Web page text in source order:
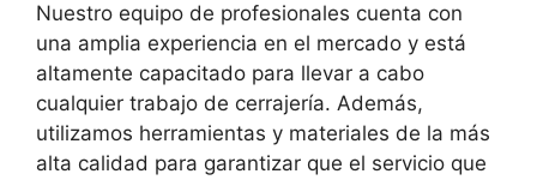
Nuestro equipo de profesionales cuenta con
una amplia experiencia en el mercado y está
altamente capacitado para llevar a cabo
cualquier trabajo de cerrajería. Además,
utilizamos herramientas y materiales de la más
alta calidad para garantizar que el servicio que